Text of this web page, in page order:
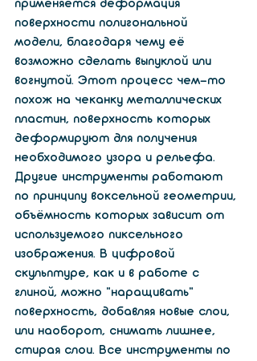
применяется деформация
поверхности полигональной
модели, благодаря чему её
возможно сделать выпуклой или
вогнутой. Этот процесс чем-то
похож на чеканку металлических
пластин, поверхность которых
деформируют для получения
необходимого узора и рельефа.
Другие инструменты работают
по принципу воксельной геометрии,
объёмность которых зависит от
используемого пиксельного
изображения. В цифровой
скульптуре, как и в работе с
глиной, можно «наращивать»
поверхность, добавляя новые слои,
или наоборот, снимать лишнее,
стирая слои. Все инструменты по